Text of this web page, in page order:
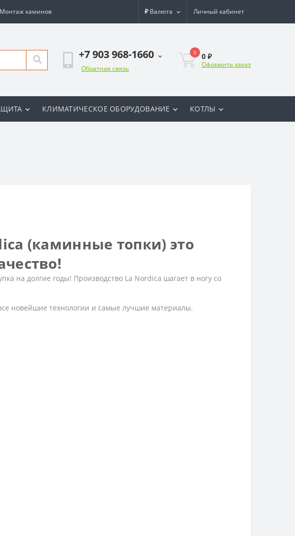
Монтаж каминов ₽ Валюта Личный кабинет
+7 903 968-1660
Обратная связь
0 0 ₽
Оформить заказ
КЛИМАТИЧЕСКОЕ ОБОРУДОВАНИЕ КОТЛЫ
(каминные топки) это
на долгие годы! Производство La Nordica шагает в ногу со
новейшие технологии и самые лучшие материалы.